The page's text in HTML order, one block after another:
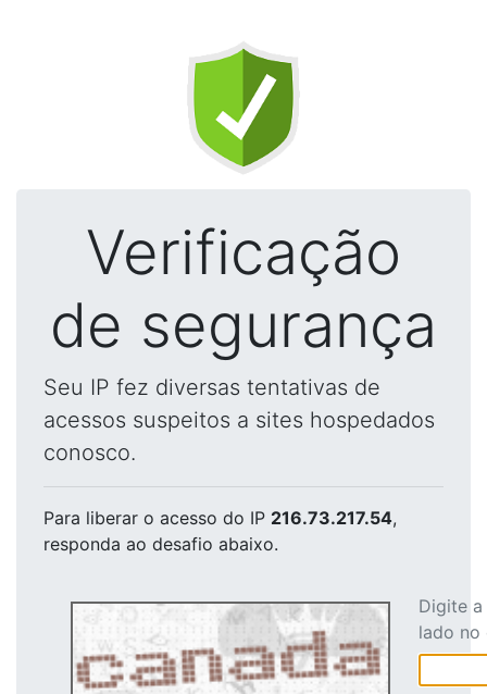
Verificação
de segurança
Seu IP fez diversas tentativas de
acessos suspeitos a sites hospedados
conosco.
Para liberar o acesso do IP 216.73.217.54,
responda ao desafio abaixo.
Digite
lado no